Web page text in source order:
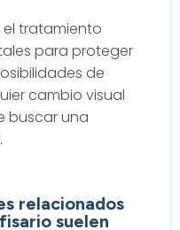
tratamiento
para proteger
de
cambio visual
buscar una
relacionados
suelen